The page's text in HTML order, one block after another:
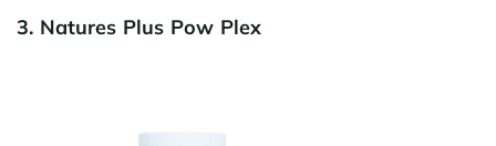
3. Natures Plus Pow Plex